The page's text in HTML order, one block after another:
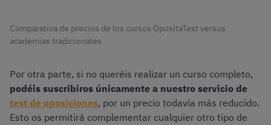
Comparativa de precios de los cursos OpositaTest versus
academias tradicionales
Por otra parte, si no queréis realizar un curso completo,
podéis suscribiros únicamente a nuestro servicio de
test de oposiciones, por un precio todavía más reducido.
Esto os permitirá complementar cualquier otro tipo de